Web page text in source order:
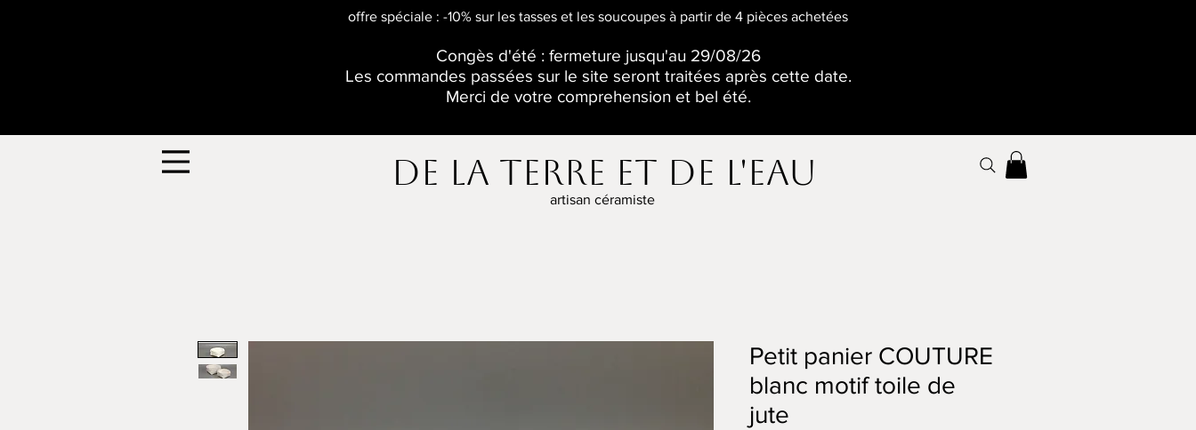
offre spéciale : -10% sur les tasses et les soucoupes à partir de 4 pièces achetées
Congès d'été : fermeture jusqu'au 29/08/26
Les commandes passées sur le site seront traitées après cette date.
Merci de votre comprehension et bel été.
De la terre et de l'eau
artisan céramiste
Petit panier COUTURE
blanc motif toile de
jute